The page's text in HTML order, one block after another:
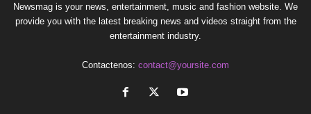
Newsmag is your news, entertainment, music and fashion website. We
provide you with the latest breaking news and videos straight from the
entertainment industry.
Contactenos: contact@yoursite.com